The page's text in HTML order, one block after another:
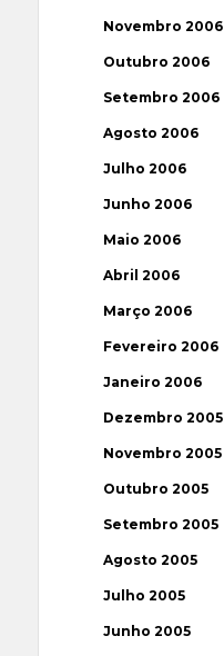
Novembro 2006
Outubro 2006
Setembro 2006
Agosto 2006
Julho 2006
Junho 2006
Maio 2006
Abril 2006
Março 2006
Fevereiro 2006
Janeiro 2006
Dezembro 2005
Novembro 2005
Outubro 2005
Setembro 2005
Agosto 2005
Julho 2005
Junho 2005